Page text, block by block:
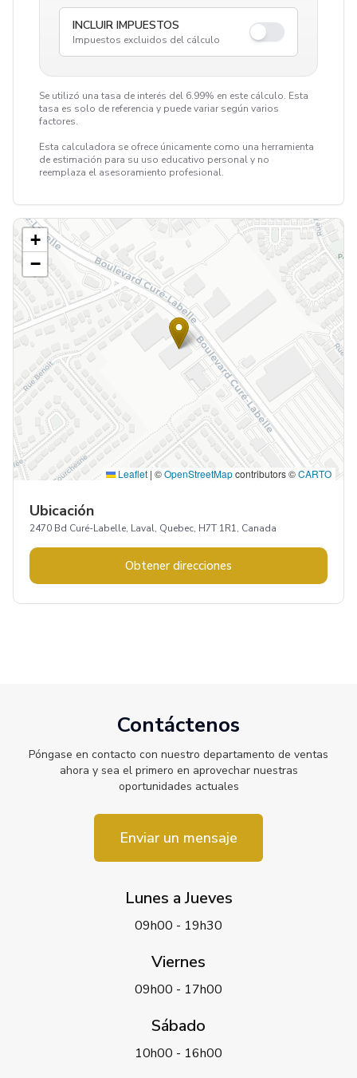
INCLUIR IMPUESTOS
Impuestos excluidos del cálculo
Se utilizó una tasa de interés del 6.99% en este cálculo. Esta
tasa es solo de referencia y puede variar según varios
factores.
Esta calculadora se ofrece únicamente como una herramienta
de estimación para su uso educativo personal y no
reemplaza el asesoramiento profesional.
+
−
Leaflet | ©OpenStreetMapcontributors ©CARTO
Ubicación
2470 Bd Curé-Labelle, Laval, Quebec, H7T 1R1, Canada
Obtener direcciones
Contáctenos
Póngase en contacto con nuestro departamento de ventas
ahora y sea el primero en aprovechar nuestras
oportunidades actuales
Enviar un mensaje
Lunes a Jueves
09h00 - 19h30
Viernes
09h00 - 17h00
Sábado
10h00 - 16h00